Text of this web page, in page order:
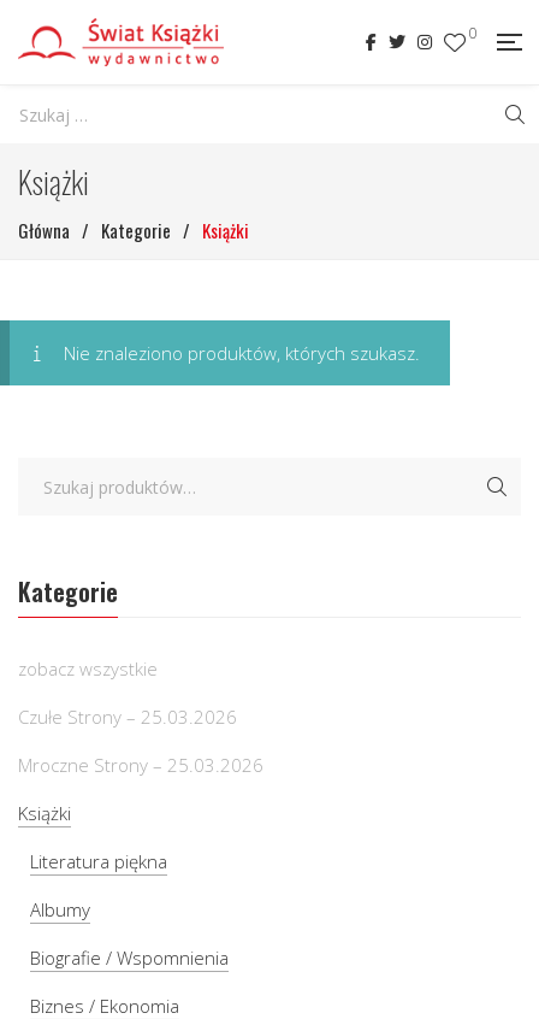
0
Książki
Główna / Kategorie / Książki
Nie znaleziono produktów, których szukasz.
Kategorie
zobacz wszystkie
Czułe Strony – 25.03.2026
Mroczne Strony – 25.03.2026
Książki
Literatura piękna
Albumy
Biografie / Wspomnienia
Biznes / Ekonomia